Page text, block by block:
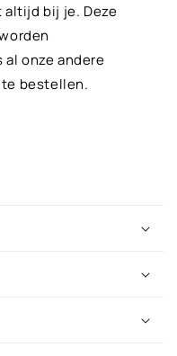
bij je. Deze
onze andere
te bestellen.